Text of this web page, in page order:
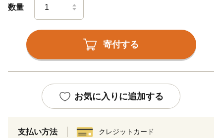
数量
寄付する
お気に入りに追加する
支払い方法 クレジットカード